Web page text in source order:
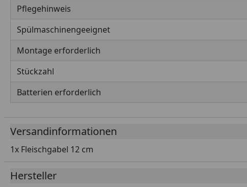
Pflegehinweis
Spülmaschinengeeignet
Montage erforderlich
Stückzahl
Batterien erforderlich
Versandinformationen
1x Fleischgabel 12 cm
Hersteller